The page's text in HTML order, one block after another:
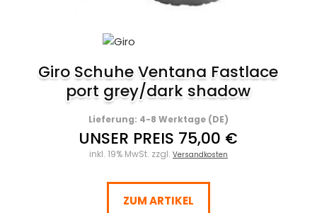
Giro Schuhe Ventana Fastlace
port grey/dark shadow
Lieferung: 4-8 Werktage (DE)
UNSER PREIS 75,00 €
inkl. 19% MwSt. zzgl. Versandkosten
ZUM ARTIKEL